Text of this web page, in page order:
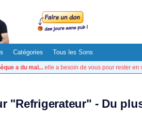
Catégories Tous les Sons
a du mal... elle a besoin de vous pour rester en
"Refrigerateur" - Du